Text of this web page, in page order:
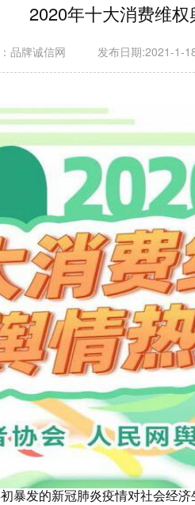
2020年十大消费维权
品牌诚信网 发布日期:2021-1-
暴发的新冠肺炎疫情对社会经